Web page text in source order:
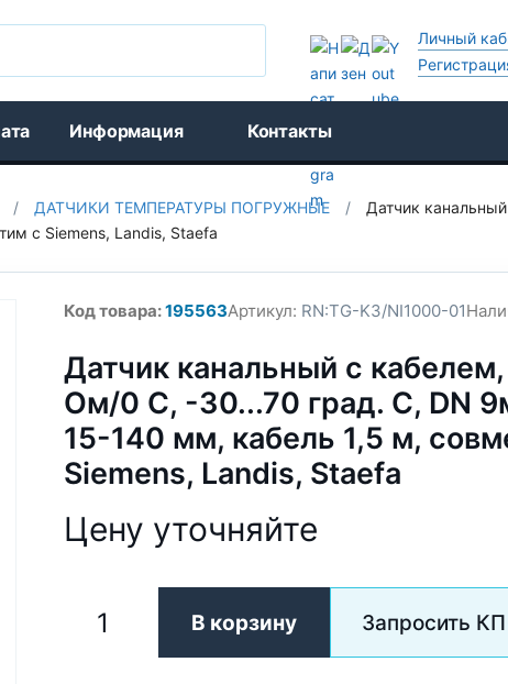
Личный
Информация Контакты
/ ДАТЧИКИ ТЕМПЕРАТУРЫ ПОГРУЖНЫЕ /
Датчик
с Siemens, Landis, Staefa
Код товара:195563Артикул: RN:TG-K3/NI1000-01
Датчик канальный с
Oм/0 С, -30...70 град. C, DN
15-140 мм, кабель 1,5 м,
Siemens, Landis, Staefa
Цену уточняйте
В корзину Запросить КП